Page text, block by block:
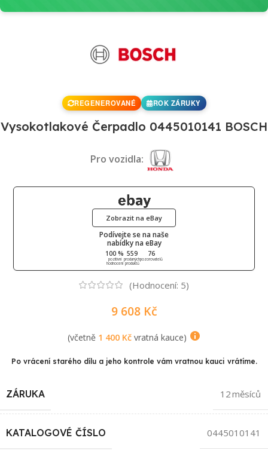
REGENEROVANÉ ROK ZÁRUKY
Vysokotlakové Čerpadlo 0445010141 BOSCH
Pro vozidla:
Podívejte se na naše
nabídky na eBay
100 %
pozitivní
hodnocení
559
prodaných
produktů
76
pozorovatelů
Zobrazit na eBay
(Hodnocení: 5)
9 608 Kč
(včetně 1 400 Kčvratná kauce)
Po vrácení starého dílu a jeho kontrole vám vratnou kauci vrátíme.
ZÁRUKA 12 měsíců
KATALOGOVÉ ČÍSLO 0445010141